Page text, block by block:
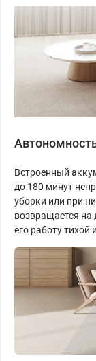
Встроенный
до 180 минут
уборки или при
возвращается на
его работу тихой